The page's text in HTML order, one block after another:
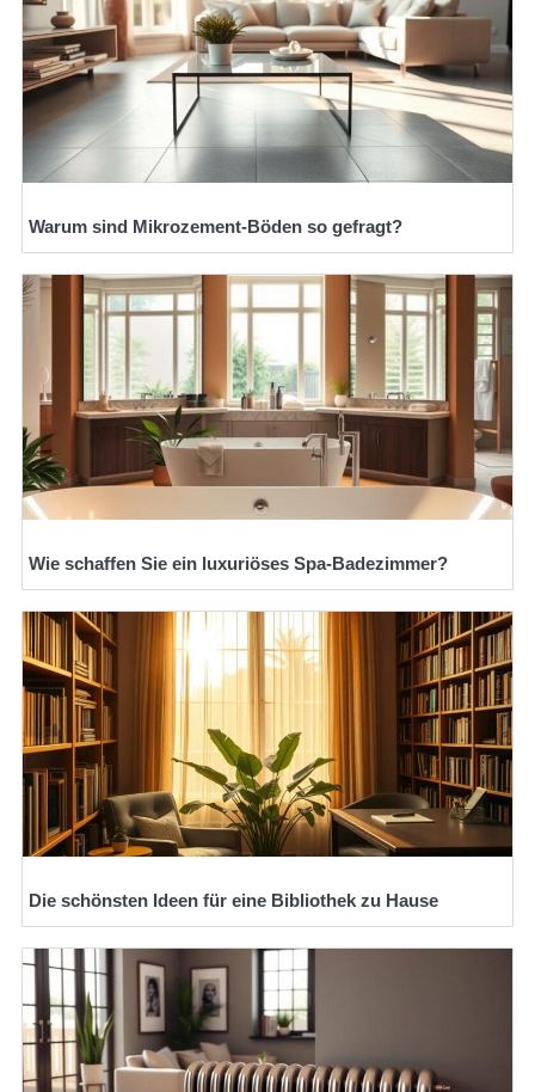
Warum sind Mikrozement-Böden so gefragt?
Wie schaffen Sie ein luxuriöses Spa-Badezimmer?
Die schönsten Ideen für eine Bibliothek zu Hause